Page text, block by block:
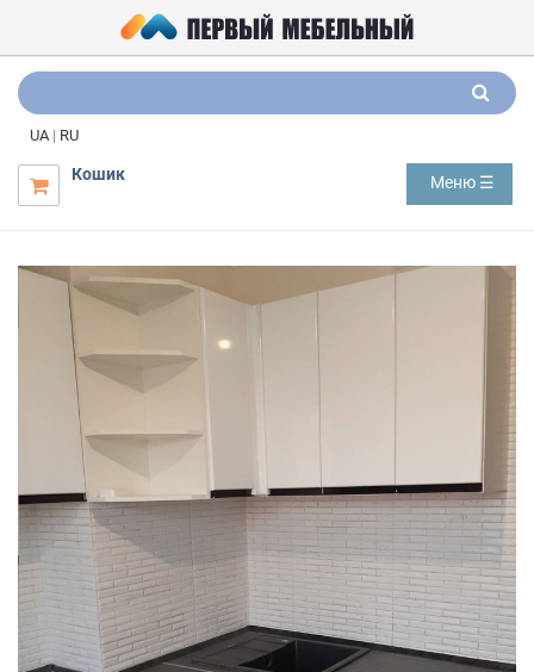
UA | RU

Кошик Меню ☰